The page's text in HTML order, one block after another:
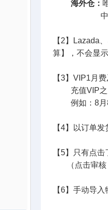
海外仓：
中西、万
【2】Lazada
算】，不会显
【3】VIP1月
充值VIP之后
例如：8月8
【4】以订单
【5】只有点
（点击审核
【6】手动导